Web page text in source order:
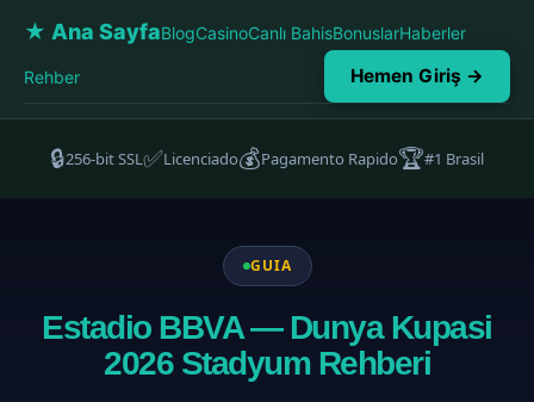
★ Ana SayfaBlogCasinoCanlı BahisBonuslarHaberler
Rehber Hemen Giriş →
🔒256-bit SSL✅Licenciado💰Pagamento Rapido🏆#1 Brasil
GUIA
Estadio BBVA — Dunya Kupasi
2026 Stadyum Rehberi